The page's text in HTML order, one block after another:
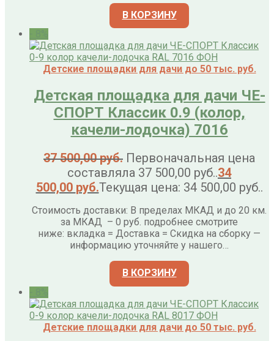
В КОРЗИНУ
Детские площадки для дачи до 50 тыс. руб.
Детская площадка для дачи ЧЕ-
СПОРТ Классик 0.9 (колор,
качели-лодочка) 7016
37 500,00руб. Первоначальная цена
составляла 37 500,00 руб..34
500,00 руб.Текущая цена: 34 500,00 руб..
Стоимость доставки: В пределах МКАД и до 20 км.
за МКАД – 0 руб. подробнее смотрите
ниже: вкладка = Доставка = Скидка на сборку —
информацию уточняйте у нашего…
В КОРЗИНУ
Детские площадки для дачи до 50 тыс. руб.